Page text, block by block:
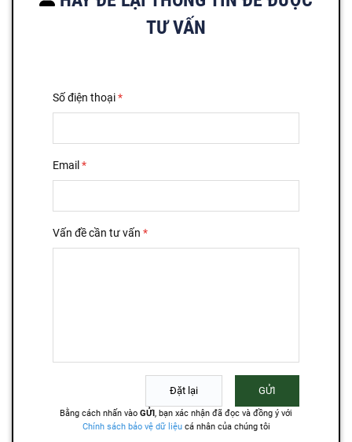
TƯ VẤN